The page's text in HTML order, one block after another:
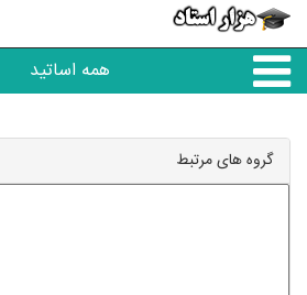
همه اساتید
همه آموزشگاه ها
گروه های مرتبط